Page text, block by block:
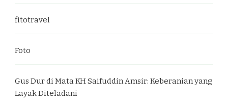
fitotravel
Foto
Gus Dur di Mata KH Saifuddin Amsir: Keberanian yang
Layak Diteladani